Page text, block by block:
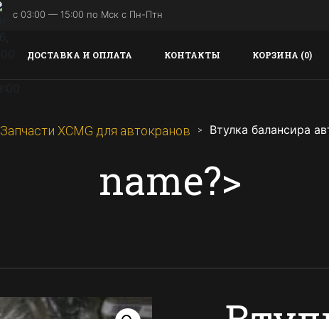
с 03:00 — 15:00 по Мск с Пн-Птн
ДОСТАВКА И ОПЛАТА КОНТАКТЫ КОРЗИНА (0)
Запчасти XCMG для автокранов Втулка балансира
name?>